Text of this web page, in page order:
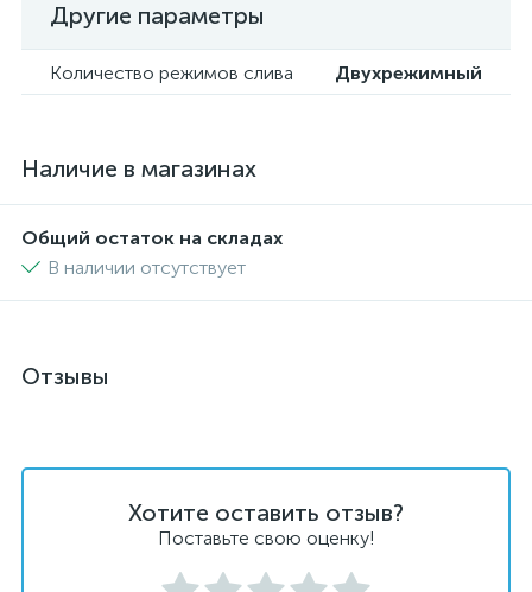
Другие параметры
Количество режимов слива Двухрежимный
Наличие в магазинах
Общий остаток на складах
В наличии отсутствует
Отзывы
Хотите оставить отзыв?
Поставьте свою оценку!